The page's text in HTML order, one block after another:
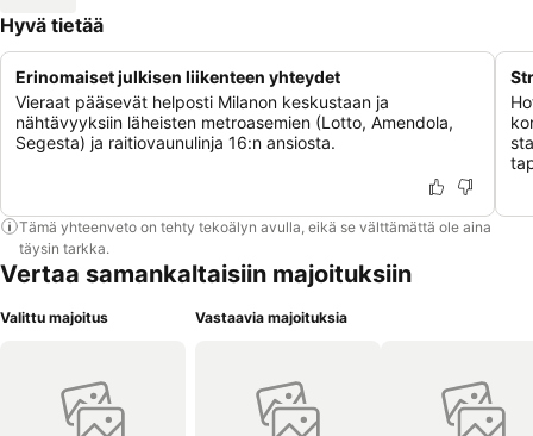
Hyvä tietää
Erinomaiset julkisen liikenteen yhteydet
Vieraat pääsevät helposti Milanon keskustaan ja
nähtävyyksiin läheisten metroasemien (Lotto, Amendola,
Segesta) ja raitiovaunulinja 16:n ansiosta.
Tämä yhteenveto on tehty tekoälyn avulla, eikä se välttämättä ole aina
täysin tarkka.
Vertaa samankaltaisiin majoituksiin
Valittu majoitus Vastaavia majoituksia